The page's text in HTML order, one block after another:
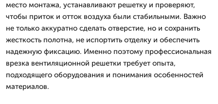
место монтажа, устанавливают решетку и проверяют,
чтобы приток и отток воздуха были стабильными. Важно
не только аккуратно сделать отверстие, но и сохранить
жесткость полотна, не испортить отделку и обеспечить
надежную фиксацию. Именно поэтому профессиональная
врезка вентиляционной решетки требует опыта,
подходящего оборудования и понимания особенностей
материалов.